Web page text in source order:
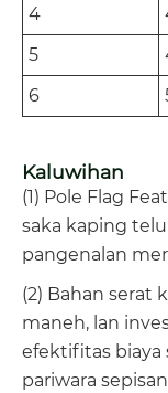
4
5
6
Kaluwihan
(1) Pole Flag
saka kaping
pangenalan
(2) Bahan serat
maneh, lan
efektifitas
pariwara